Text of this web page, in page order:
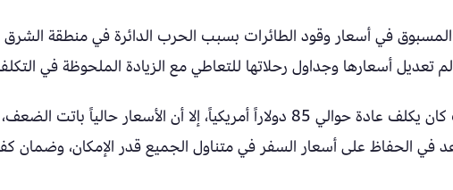
في أسعار وقود الطائرات بسبب الحرب الدائرة في منطقة الشرق
تعديل أسعارها وجداول رحلاتها للتعاطي مع الزيادة الملحوظة في
ولفت إلى أن سعر برميل وقود الطائرات كان يكلف عادة حوالي 85 دولاراً أمريكياً، إلا أن الأسعار حالياً باتت الضعف،
في الحفاظ على أسعار السفر في متناول الجميع قدر الإمكان، وضمان